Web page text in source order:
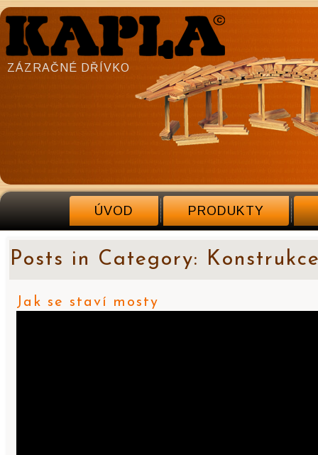
ZÁZRAČNÉ DŘÍVKO
ÚVOD PRODUKTY
Posts in Category:
Jak se staví mosty